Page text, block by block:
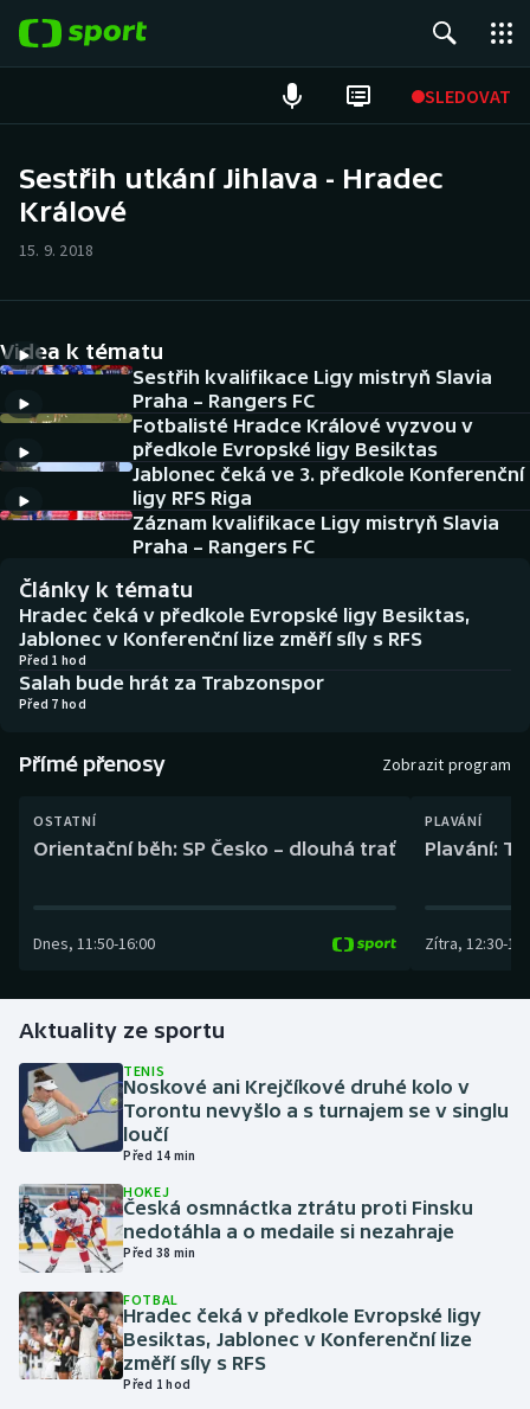
SLEDOVAT
Hokej
Cyklistika
DALŠÍ SPORTY
Americký fotbal
Baseball a softbal
Basketbal
Biatlon
Box
Curling
Florbal
Futsal
Golf
Gymnastika
Jezdectví
Judo
Krasobruslení
NEPŘEHLÉDNĚTE
Historické návraty
Aplikace ČT sport
Sestřih utkání Jihlava - Hradec
Králové
15. 9. 2018
Videa k tématu
Sestřih kvalifikace Ligy mistryň Slavia
Praha – Rangers FC
Fotbalisté Hradce Králové vyzvou v
předkole Evropské ligy Besiktas
Jablonec čeká ve 3. předkole Konferenční
ligy RFS Riga
Záznam kvalifikace Ligy mistryň Slavia
Praha – Rangers FC
Články k tématu
Hradec čeká v předkole Evropské ligy Besiktas,
Jablonec v Konferenční lize změří síly s RFS
Před 1 hod
Salah bude hrát za Trabzonspor
Před 7 hod
Přímé přenosy Zobrazit program
OSTATNÍ
Orientační běh: SP Česko – dlouhá trať
Dnes, 11:50-16:00
PLAVÁNÍ
Plavání:
Zítra, 12:30-
Aktuality ze sportu
TENIS
Noskové ani Krejčíkové druhé kolo v
Torontu nevyšlo a s turnajem se v singlu
loučí
Před 14 min
HOKEJ
Česká osmnáctka ztrátu proti Finsku
nedotáhla a o medaile si nezahraje
Před 38 min
FOTBAL
Hradec čeká v předkole Evropské ligy
Besiktas, Jablonec v Konferenční lize
změří síly s RFS
Před 1 hod